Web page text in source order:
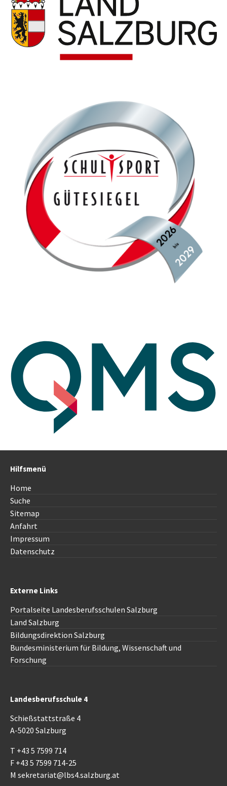
Hilfsmenü
Home
Suche
Sitemap
Anfahrt
Impressum
Datenschutz
Externe Links
Portalseite Landesberufsschulen Salzburg
Land Salzburg
Bildungsdirektion Salzburg
Bundesministerium für Bildung, Wissenschaft und
Forschung
Landesberufsschule 4
Schießstattstraße 4
A-5020 Salzburg
T +43 5 7599 714
F +43 5 7599 714-25
M sekretariat@lbs4.salzburg.at